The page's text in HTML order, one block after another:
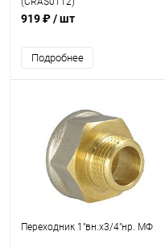
919 ₽/ шт
Подробнее
Переходник 1"вн.х3/4"нр. МФ